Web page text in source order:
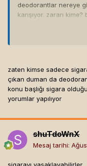
deodorantlar nereye
karışıyor. zararı
zaten kimse sadece
çıkan duman da
konu başlığı sigara
yorumlar yapılıyor
shuTdoWnX
Mesaj tarihi: